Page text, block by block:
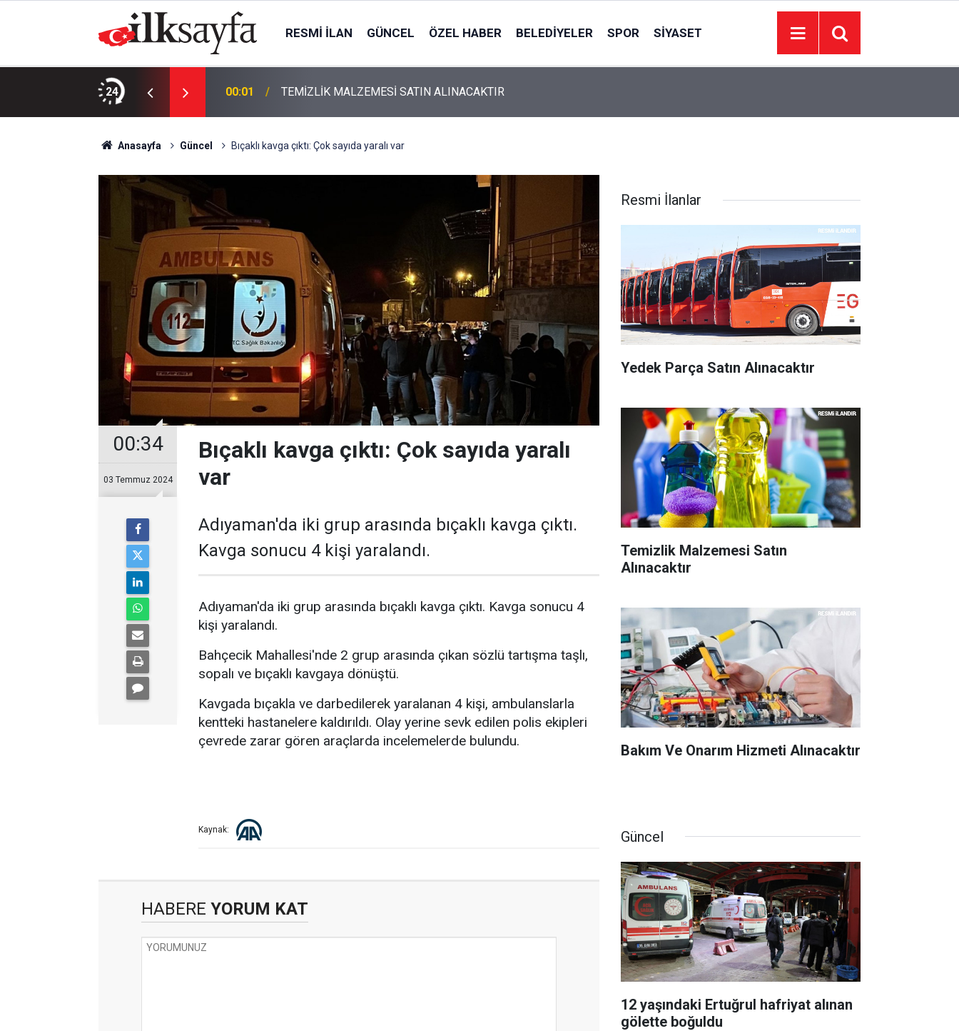
RESMI İLAN GÜNCEL ÖZEL HABER BELEDIYELER SPOR SIYASET
24 00:01 TEMİZLİK MALZEMESİ SATIN ALINACAKTIR
Anasayfa Güncel Bıçaklı kavga çıktı: Çok sayıda yaralı var
00:34
03 Temmuz 2024
Bıçaklı kavga çıktı: Çok sayıda yaralı
var
Adıyaman'da iki grup arasında bıçaklı kavga çıktı.
Kavga sonucu 4 kişi yaralandı.
Adıyaman'da iki grup arasında bıçaklı kavga çıktı. Kavga sonucu 4
kişi yaralandı.
Bahçecik Mahallesi'nde 2 grup arasında çıkan sözlü tartışma taşlı,
sopalı ve bıçaklı kavgaya dönüştü.
Kavgada bıçakla ve darbedilerek yaralanan 4 kişi, ambulanslarla
kentteki hastanelere kaldırıldı. Olay yerine sevk edilen polis ekipleri
çevrede zarar gören araçlarda incelemelerde bulundu.
Kaynak:
HABERE YORUM KAT
Resmi İlanlar
Yedek Parça Satın Alınacaktır
Temizlik Malzemesi Satın
Alınacaktır
Bakım Ve Onarım Hizmeti Alınacaktır
Güncel
12 yaşındaki Ertuğrul hafriyat alınan
gölette boğuldu